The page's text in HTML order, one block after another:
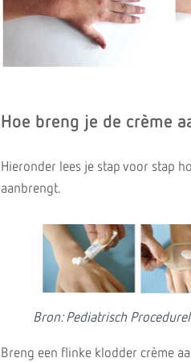
Hoe breng je de crème
Hieronder lees je stap voor stap
aanbrengt.
Bron: Pediatrisch
Breng een flinke klodder crème